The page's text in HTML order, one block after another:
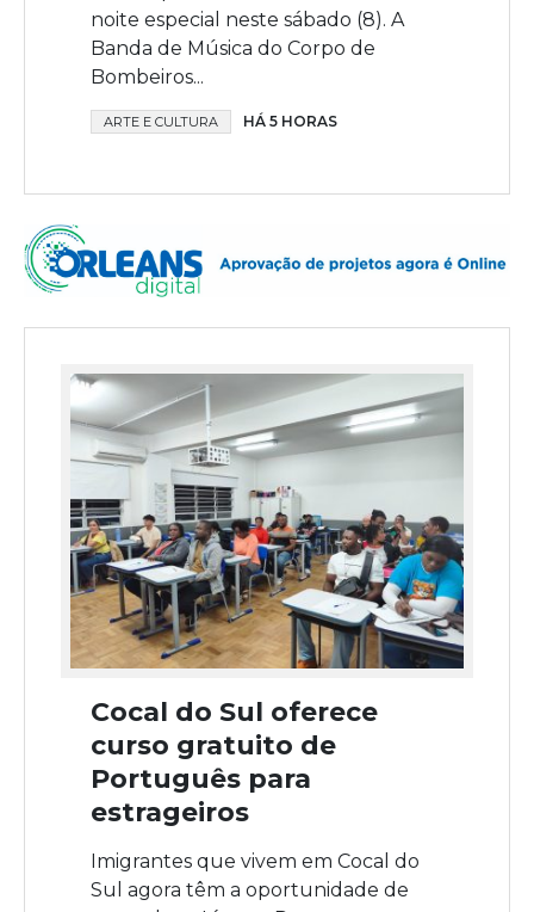
noite especial neste sábado (8). A
Banda de Música do Corpo de
Bombeiros...
ARTE E CULTURA HÁ 5 HORAS
Cocal do Sul oferece
curso gratuito de
Português para
estrageiros
Imigrantes que vivem em Cocal do
Sul agora têm a oportunidade de